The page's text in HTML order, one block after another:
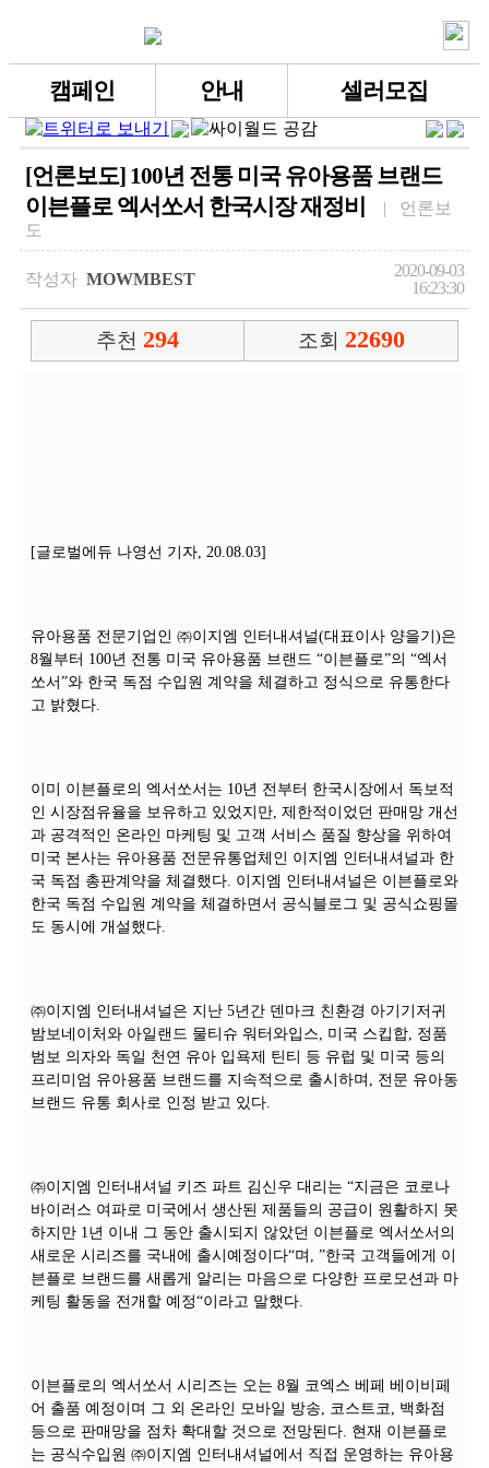
캠페인 안내 셀러모집
[언론보도] 100년 전통 미국 유아용품 브랜드
이븐플로 엑서쏘서 한국시장 재정비
| 언론보
도
작성자 MOWMBEST
2020-09-03
16:23:30
추천 294 조회 22690
[글로벌에듀 나영선 기자, 20.08.03]
유아용품 전문기업인 ㈜이지엠 인터내셔널(대표이사 양을기)은
8월부터 100년 전통 미국 유아용품 브랜드 “이븐플로”의 “엑서
쏘서”와 한국 독점 수입원 계약을 체결하고 정식으로 유통한다
고 밝혔다.
이미 이븐플로의 엑서쏘서는 10년 전부터 한국시장에서 독보적
인 시장점유율을 보유하고 있었지만, 제한적이었던 판매망 개선
과 공격적인 온라인 마케팅 및 고객 서비스 품질 향상을 위하여
미국 본사는 유아용품 전문유통업체인 이지엠 인터내셔널과 한
국 독점 총판계약을 체결했다. 이지엠 인터내셔널은 이븐플로와
한국 독점 수입원 계약을 체결하면서 공식블로그 및 공식쇼핑몰
도 동시에 개설했다.
㈜이지엠 인터내셔널은 지난 5년간 덴마크 친환경 아기기저귀
밤보네이처와 아일랜드 물티슈 워터와입스, 미국 스킵합, 정품
범보 의자와 독일 천연 유아 입욕제 틴티 등 유럽 및 미국 등의
프리미엄 유아용품 브랜드를 지속적으로 출시하며, 전문 유아동
브랜드 유통 회사로 인정 받고 있다.
㈜이지엠 인터내셔널 키즈 파트 김신우 대리는 “지금은 코로나
바이러스 여파로 미국에서 생산된 제품들의 공급이 원활하지 못
하지만 1년 이내 그 동안 출시되지 않았던 이븐플로 엑서쏘서의
새로운 시리즈를 국내에 출시예정이다“며, ”한국 고객들에게 이
븐플로 브랜드를 새롭게 알리는 마음으로 다양한 프로모션과 마
케팅 활동을 전개할 예정“이라고 말했다.
이븐플로의 엑서쏘서 시리즈는 오는 8월 코엑스 베페 베이비페
어 출품 예정이며 그 외 온라인 모바일 방송, 코스트코, 백화점
등으로 판매망을 점차 확대할 것으로 전망된다. 현재 이븐플로
는 공식수입원 ㈜이지엠 인터내셔널에서 직접 운영하는 유아용